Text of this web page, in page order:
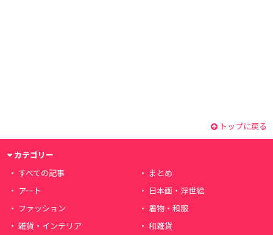
トップに戻る
カテゴリー
すべての記事
まとめ
アート
日本画・浮世絵
ファッション
着物・和服
雑貨・インテリア
和雑貨